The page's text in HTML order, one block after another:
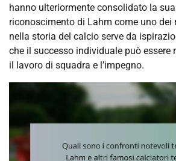
hanno ulteriormente consolidato la
riconoscimento di Lahm come uno
nella storia del calcio serve da
che il successo individuale può essere
il lavoro di squadra e l’impegno.